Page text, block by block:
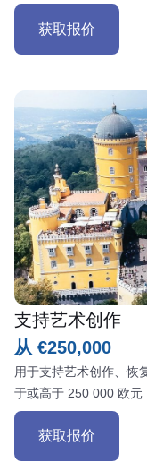
获取报价
支持艺术创作
从 €250,000
用于支持艺术创作、恢
于或高于 250 000 欧元
获取报价